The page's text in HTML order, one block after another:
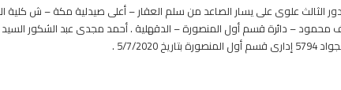
الثالث علوى على يسار الصاعد من سلم العقار – أعلى صيدلية مكة – ش كلية
محمود – دائرة قسم أول المنصورة – الدقهلية . أحمد مجدى عبد الشكور
5/7/2020 .